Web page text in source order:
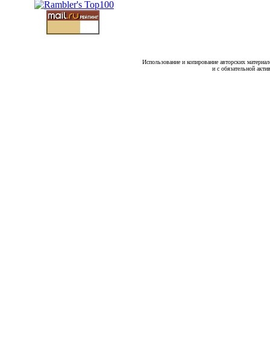
Использование и копирование авторских
и с обязательной